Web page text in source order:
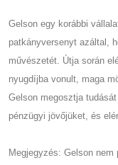
Gelson egy korábbi
patkányversenyt azáltal,
művészetét. Útja során
nyugdíjba vonult, maga
Gelson megosztja
pénzügyi jövőjüket, és
Megjegyzés: Gelson